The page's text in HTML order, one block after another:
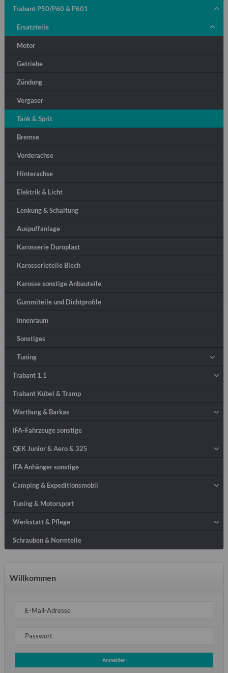
Trabant P50/P60 & P601
Ersatzteile
Motor
Getriebe
Zündung
Vergaser
Tank & Sprit
Bremse
Vorderachse
Hinterachse
Elektrik & Licht
Lenkung & Schaltung
Auspuffanlage
Karosserie Duroplast
Karosserieteile Blech
Karosse sonstige Anbauteile
Gummiteile und Dichtprofile
Innenraum
Sonstiges
Tuning
Trabant 1.1
Trabant Kübel & Tramp
Wartburg & Barkas
IFA-Fahrzeuge sonstige
QEK Junior & Aero & 325
IFA Anhänger sonstige
Camping & Expeditionsmobil
Tuning & Motorsport
Werkstatt & Pflege
Schrauben & Normteile
Willkommen
E-Mail-Adresse
Passwort
Anmelden